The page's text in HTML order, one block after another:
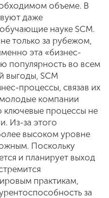
объеме. В
даже
науке SCM.
только за рубежом,
эта «бизнес-
по­пулярность во всем
SCM
процессы, связав их
ком­пании
клю­чевые процессы не
Из-за этого
высоком уровне
Поскольку
и плани­рует выход
практикам,
за